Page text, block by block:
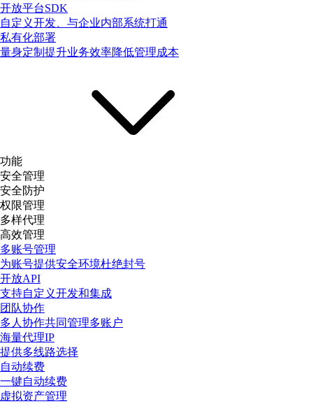
开放平台SDK
自定义开发、与企业内部系统打通
私有化部署
量身定制提升业务效率降低管理成本
功能
安全管理
安全防护
权限管理
多样代理
高效管理
多账号管理
为账号提供安全环境杜绝封号
开放API
支持自定义开发和集成
团队协作
多人协作共同管理多账户
海量代理IP
提供多线路选择
自动续费
一键自动续费
虚拟资产管理